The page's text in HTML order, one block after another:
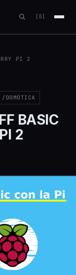
[D]
PI 2
/DOMÓTICA
BASIC
2